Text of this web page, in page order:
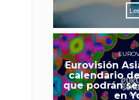
Eurovisión
calendario
que podrán
en